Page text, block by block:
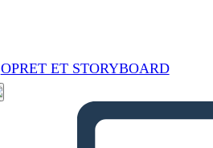
OPRET ET STORYBOARD